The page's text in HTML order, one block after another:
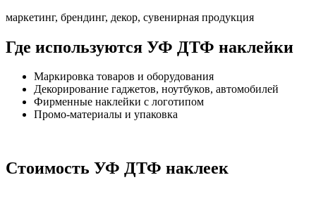
маркетинг, брендинг, декор, сувенирная продукция
Где используются УФ ДТФ наклейки
Маркировка товаров и оборудования
Декорирование гаджетов, ноутбуков, автомобилей
Фирменные наклейки с логотипом
Промо-материалы и упаковка
Стоимость УФ ДТФ наклеек